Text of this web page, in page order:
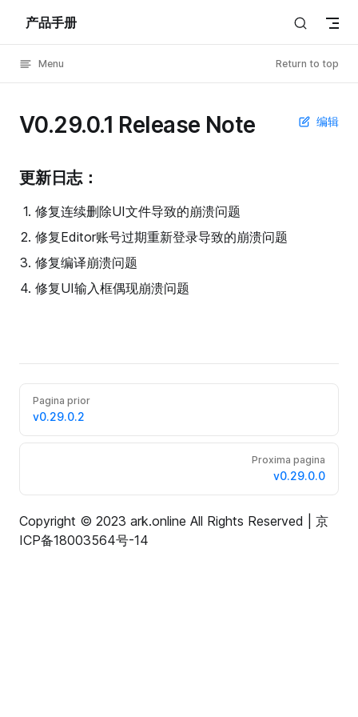
Skip to content
产品手册
Menu Return to top
编辑
V0.29.0.1 Release Note
更新日志：
修复连续删除UI文件导致的崩溃问题
修复Editor账号过期重新登录导致的崩溃问题
修复编译崩溃问题
修复UI输入框偶现崩溃问题
Pagina prior
v0.29.0.2
Proxima pagina
v0.29.0.0
Copyright © 2023 ark.online All Rights Reserved | 京
ICP备18003564号-14